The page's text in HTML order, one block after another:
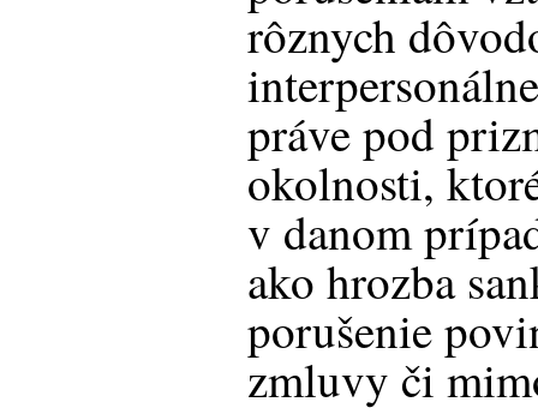
rôznych
práve pod
okolnosti,
v danom
ako hrozba
porušenie
zmluvy či